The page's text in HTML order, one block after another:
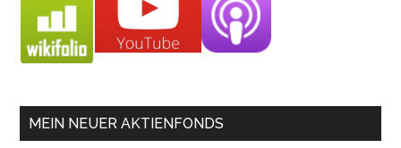
MEIN NEUER AKTIENFONDS